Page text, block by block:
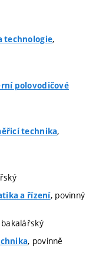
technologie,
polovodičové
technika,
a řízení, povinný
, povinně